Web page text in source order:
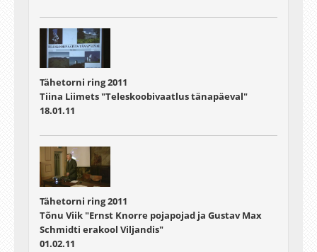
Tähetorni ring 2011
Tiina Liimets "Teleskoobivaatlus tänapäeval"
18.01.11
Tähetorni ring 2011
Tõnu Viik "Ernst Knorre pojapojad ja Gustav Max
Schmidti erakool Viljandis"
01.02.11